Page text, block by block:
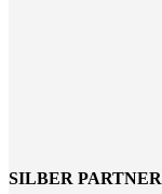
SILBER PARTNER